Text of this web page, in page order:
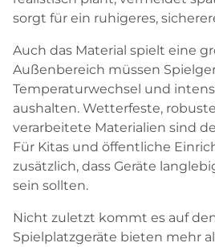
sorgt für ein ruhigeres,
Auch das Material spielt eine
Außenbereich müssen
Temperaturwechsel und
aushalten. Wetterfeste,
verarbeitete Materialien sind
Für Kitas und öffentliche
zusätzlich, dass Geräte
sein sollten.
Nicht zuletzt kommt es auf
Spielplatzgeräte bieten mehr